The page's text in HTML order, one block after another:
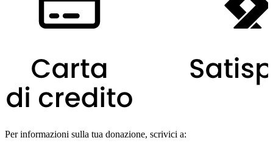
Per informazioni sulla tua donazione, scrivici a: